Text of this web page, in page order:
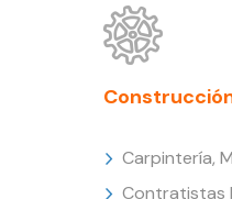
Carpintería,
Contratistas